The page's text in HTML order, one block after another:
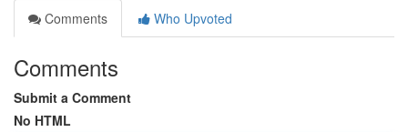
Comments
Who Upvoted
Comments
Submit a Comment
No HTML